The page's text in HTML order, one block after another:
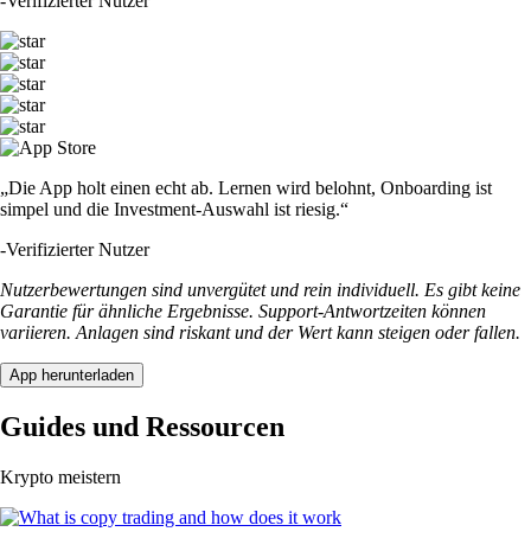
„Die App holt einen echt ab. Lernen wird belohnt, Onboarding ist
simpel und die Investment-Auswahl ist riesig.“
-Verifizierter Nutzer
Nutzerbewertungen sind unvergütet und rein individuell. Es gibt keine
Garantie für ähnliche Ergebnisse. Support-Antwortzeiten können
variieren. Anlagen sind riskant und der Wert kann steigen oder fallen.
App herunterladen
Guides und Ressourcen
Krypto meistern